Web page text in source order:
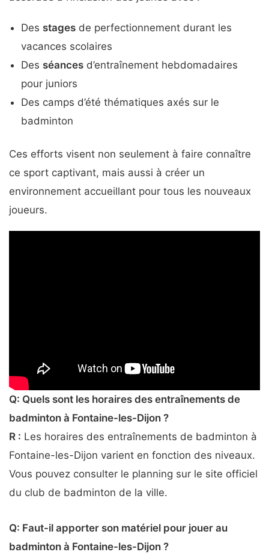
Des stages de perfectionnement durant les
vacances scolaires
Des séances d’entraînement hebdomadaires
pour juniors
Des camps d’été thématiques axés sur le
badminton
Ces efforts visent non seulement à faire connaître
ce sport captivant, mais aussi à créer un
environnement accueillant pour tous les nouveaux
joueurs.
Q: Quels sont les horaires des entraînements de
badminton à Fontaine-les-Dijon ?
R : Les horaires des entraînements de badminton à
Fontaine-les-Dijon varient en fonction des niveaux.
Vous pouvez consulter le planning sur le site officiel
du club de badminton de la ville.
Q: Faut-il apporter son matériel pour jouer au
badminton à Fontaine-les-Dijon ?